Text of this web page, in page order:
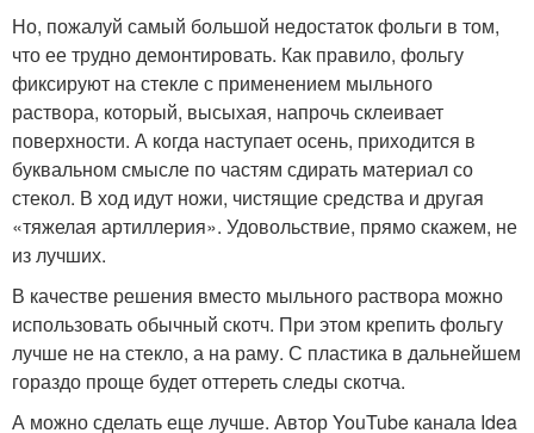
Но, пожалуй самый большой недостаток фольги в том,
что ее трудно демонтировать. Как правило, фольгу
фиксируют на стекле с применением мыльного
раствора, который, высыхая, напрочь склеивает
поверхности. А когда наступает осень, приходится в
буквальном смысле по частям сдирать материал со
стекол. В ход идут ножи, чистящие средства и другая
«тяжелая артиллерия». Удовольствие, прямо скажем, не
из лучших.
В качестве решения вместо мыльного раствора можно
использовать обычный скотч. При этом крепить фольгу
лучше не на стекло, а на раму. С пластика в дальнейшем
гораздо проще будет оттереть следы скотча.
А можно сделать еще лучше. Автор YouTube канала Idea